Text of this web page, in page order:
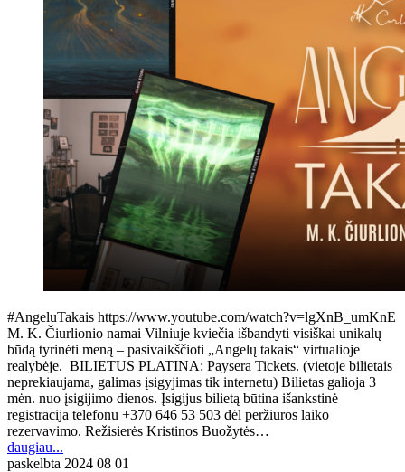
#AngeluTakais https://www.youtube.com/watch?v=lgXnB_umKnE
M. K. Čiurlionio namai Vilniuje kviečia išbandyti visiškai unikalų
būdą tyrinėti meną – pasivaikščioti „Angelų takais“ virtualioje
realybėje. BILIETUS PLATINA: Paysera Tickets. (vietoje bilietais
neprekiaujama, galimas įsigyjimas tik internetu) Bilietas galioja 3
mėn. nuo įsigijimo dienos. Įsigijus bilietą būtina išankstinė
registracija telefonu +370 646 53 503 dėl peržiūros laiko
rezervavimo. Režisierės Kristinos Buožytės…
daugiau...
paskelbta 2024 08 01